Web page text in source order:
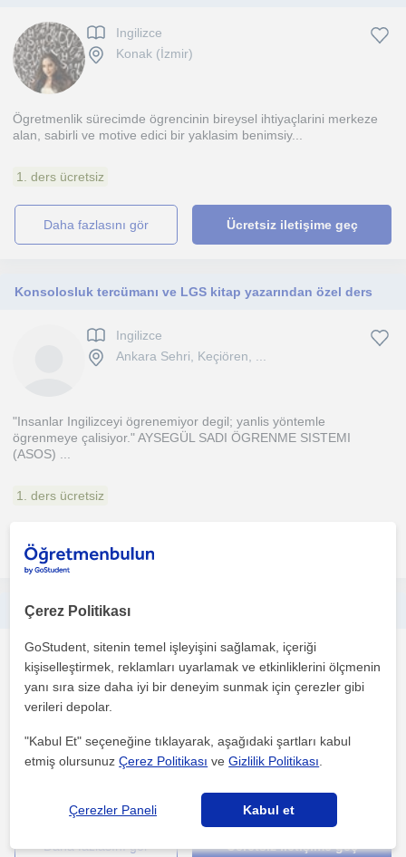
Ingilizce
Konak (İzmir)
Ögretmenlik sürecimde ögrencinin bireysel ihtiyaçlarini merkeze
alan, sabirli ve motive edici bir yaklasim benimsiy...
1. ders ücretsiz
daha fazlasını gör Ücretsiz iletişime geç
Konsolosluk tercümanı ve LGS kitap yazarından özel ders
Ingilizce
Ankara Sehri, Keçiören, ...
"Insanlar Ingilizceyi ögrenemiyor degil; yanlis yöntemle
ögrenmeye çalisiyor." AYSEGÜL SADI ÖGRENME SISTEMI
(ASOS) ...
1. ders ücretsiz
I am a teacher of Languages, Crafts, Digital literacy.
Ispanyolca
Çevrimiçi dersler
I am a private tutor with experience in teaching English Spanish
German conversational Methodology & via craft, art...
daha fazlasını gör Ücretsiz iletişime geç
Çerez Politikası
GoStudent, sitenin temel işleyişini sağlamak, içeriği
kişiselleştirmek, reklamları uyarlamak ve etkinliklerini ölçmenin
yanı sıra size daha iyi bir deneyim sunmak için çerezler gibi
verileri depolar.
"Kabul Et" seçeneğine tıklayarak, aşağıdaki şartları kabul
etmiş olursunuzÇerez Politikası veGizlilik Politikası
Çerezler Paneli Kabul et